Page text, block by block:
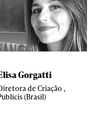
Gorgatti
de Criação ,
(Brasil)